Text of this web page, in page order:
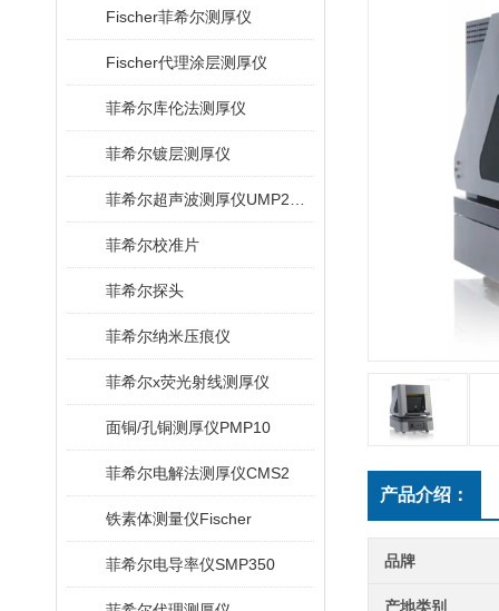
Fischer菲希尔测厚仪
Fischer代理涂层测厚仪
菲希尔库伦法测厚仪
菲希尔镀层测厚仪
菲希尔校准片
菲希尔探头
菲希尔纳米压痕仪
菲希尔x荧光射线测厚仪
面铜/孔铜测厚仪PMP10
菲希尔电解法测厚仪CMS2
铁素体测量仪Fischer
菲希尔电导率仪SMP350
产品介绍：
品牌
产地类别